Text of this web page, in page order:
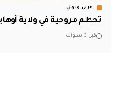
عربي ودولي
تحطم مروحية في ولاية
قبل 3 سنوات